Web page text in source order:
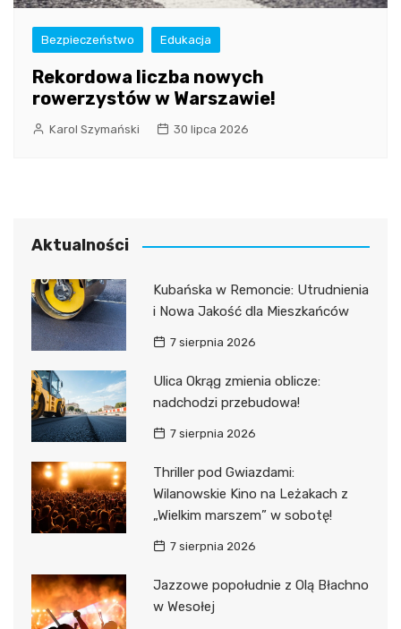
Bezpieczeństwo Edukacja
Rekordowa liczba nowych
rowerzystów w Warszawie!
Karol Szymański 30 lipca 2026
Aktualności
Kubańska w Remoncie: Utrudnienia
i Nowa Jakość dla Mieszkańców
7 sierpnia 2026
Ulica Okrąg zmienia oblicze:
nadchodzi przebudowa!
7 sierpnia 2026
Thriller pod Gwiazdami:
Wilanowskie Kino na Leżakach z
„Wielkim marszem” w sobotę!
7 sierpnia 2026
Jazzowe popołudnie z Olą Błachno
w Wesołej